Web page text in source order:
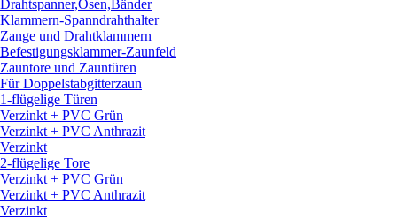
Drahtspanner,Ösen,Bänder
Klammern-Spanndrahthalter
Zange und Drahtklammern
Befestigungsklammer-Zaunfeld
Zauntore und Zauntüren
Für Doppelstabgitterzaun
1-flügelige Türen
Verzinkt + PVC Grün
Verzinkt + PVC Anthrazit
Verzinkt
2-flügelige Tore
Verzinkt + PVC Grün
Verzinkt + PVC Anthrazit
Verzinkt